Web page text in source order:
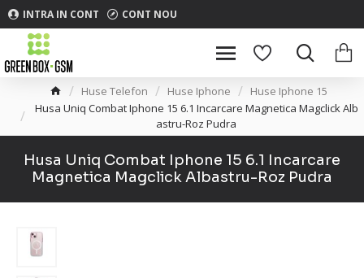
INTRA IN CONT CONT NOU
Huse Telefon Huse Iphone
Huse Iphone 15
Husa Uniq Combat Iphone 15 6.1 Incarcare Magnetica Magclick Alb
astru-Roz Pudra
Husa Uniq Combat Iphone 15 6.1 Incarcare
Magnetica Magclick Albastru-Roz Pudra